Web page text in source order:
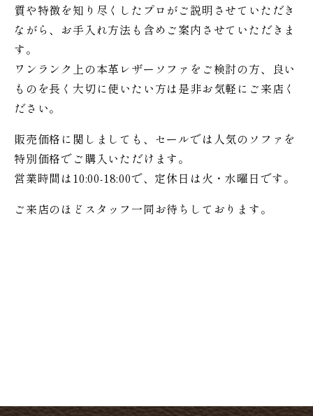
質や特徴を知り尽くしたプロがご説明させていただき
ながら、お手入れ方法も含めご案内させていただきま
す。
ワンランク上の本革レザーソファをご検討の方、良い
ものを長く大切に使いたい方は是非お気軽にご来店く
ださい。
販売価格に関しましても、セールでは人気のソファを
特別価格でご購入いただけます。
営業時間は10:00-18:00で、定休日は火・水曜日です。
ご来店のほどスタッフ一同お待ちしております。